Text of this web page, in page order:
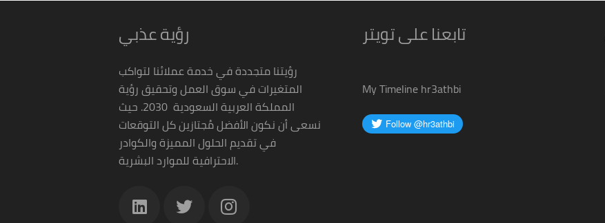
رؤية عذبي
رؤيتنا متجددة في خدمة عملائنا لتواكب
المتغيرات في سوق العمل وتحقيق رؤية
المملكة العربية السعودية 2030. حيث
نسعى أن نكون الأفضل مُجتازين كل التوقعات
في تقديم الحلول المميزة والكوادر
الاحترافية للموارد البشرية.
تابعنا على تويتر
My Timeline hr3athbi